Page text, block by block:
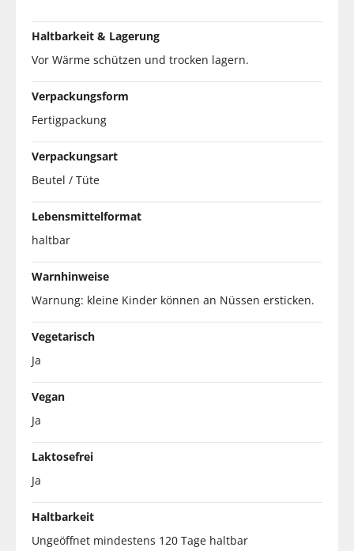
Haltbarkeit & Lagerung
Vor Wärme schützen und trocken lagern.
Verpackungsform
Fertigpackung
Verpackungsart
Beutel / Tüte
Lebensmittelformat
haltbar
Warnhinweise
Warnung: kleine Kinder können an Nüssen ersticken.
Vegetarisch
Ja
Vegan
Ja
Laktosefrei
Ja
Haltbarkeit
Ungeöffnet mindestens 120 Tage haltbar